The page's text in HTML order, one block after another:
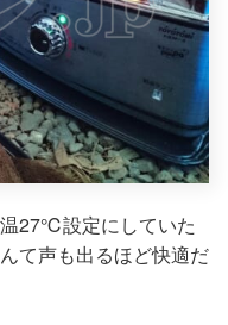
27℃設定にしていた
て声も出るほど快適だ